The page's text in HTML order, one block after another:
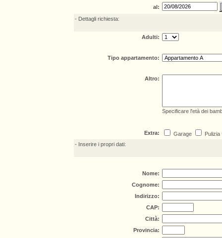
al:
- Dettagli richiesta:
Adulti:
Tipo appartamento:
Altro:
Specificare l'età dei
Extra: Garage
Pulizia
- Inserire i propri dati:
Nome:
Cognome:
Indirizzo:
CAP:
Città:
Provincia: